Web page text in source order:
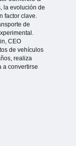
la evolución de
factor clave.
de
CEO
de vehículos
realiza
a convertirse